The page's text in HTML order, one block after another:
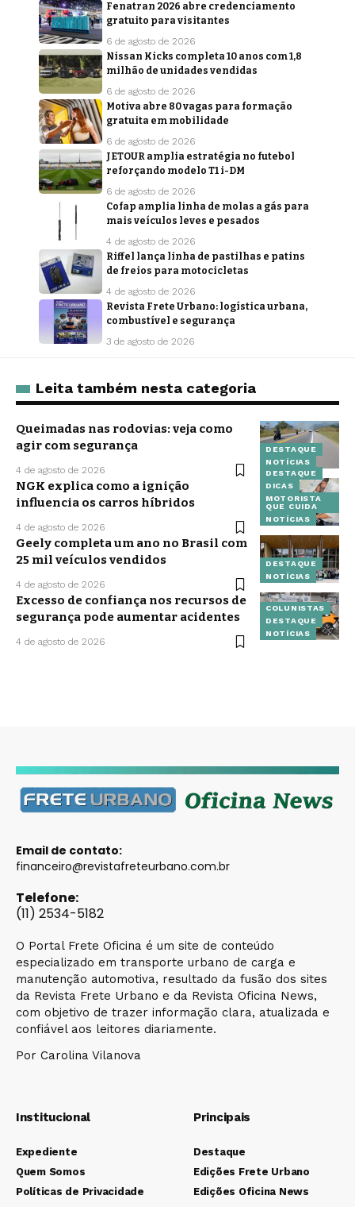
Fenatran 2026 abre credenciamento
gratuito para visitantes
6 de agosto de 2026
Nissan Kicks completa 10 anos com 1,8
milhão de unidades vendidas
6 de agosto de 2026
Motiva abre 80 vagas para formação
gratuita em mobilidade
6 de agosto de 2026
JETOUR amplia estratégia no futebol
reforçando modelo T1 i-DM
6 de agosto de 2026
Cofap amplia linha de molas a gás para
mais veículos leves e pesados
4 de agosto de 2026
Riffel lança linha de pastilhas e patins
de freios para motocicletas
4 de agosto de 2026
Revista Frete Urbano: logística urbana,
combustível e segurança
3 de agosto de 2026
Leita também nesta categoria
DESTAQUE
NOTÍCIAS
Queimadas nas rodovias: veja como
agir com segurança
4 de agosto de 2026
DESTAQUE
DICAS
MOTORISTA
QUE CUIDA
NOTÍCIAS
NGK explica como a ignição
influencia os carros híbridos
4 de agosto de 2026
DESTAQUE
NOTÍCIAS
Geely completa um ano no Brasil com
25 mil veículos vendidos
4 de agosto de 2026
COLUNISTAS
DESTAQUE
NOTÍCIAS
Excesso de confiança nos recursos de
segurança pode aumentar acidentes
4 de agosto de 2026
Email de contato:
financeiro@revistafreteurbano.com.br
Telefone:
(11) 2534-5182
O Portal Frete Oficina é um site de conteúdo
especializado em transporte urbano de carga e
manutenção automotiva, resultado da fusão dos sites
da Revista Frete Urbano e da Revista Oficina News,
com objetivo de trazer informação clara, atualizada e
confiável aos leitores diariamente.
Por Carolina Vilanova
Institucional
Expediente
Quem Somos
Políticas de Privacidade
Principais
Destaque
Edições Frete Urbano
Edições Oficina News